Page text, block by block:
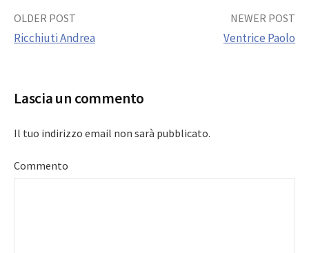
Post
OLDER POST
Ricchiuti Andrea
NEWER POST
Ventrice Paolo
Lascia un commento
Il tuo indirizzo email non sarà pubblicato.
Commento